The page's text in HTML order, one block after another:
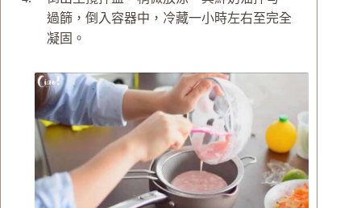
過篩，倒入容器中，冷藏一小時左右至完全
凝固。